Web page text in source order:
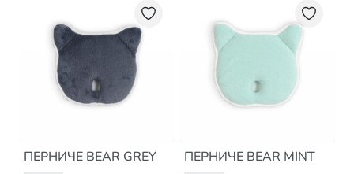
ПЕРНИЧЕ BEAR GREY ПЕРНИЧЕ BEAR MINT